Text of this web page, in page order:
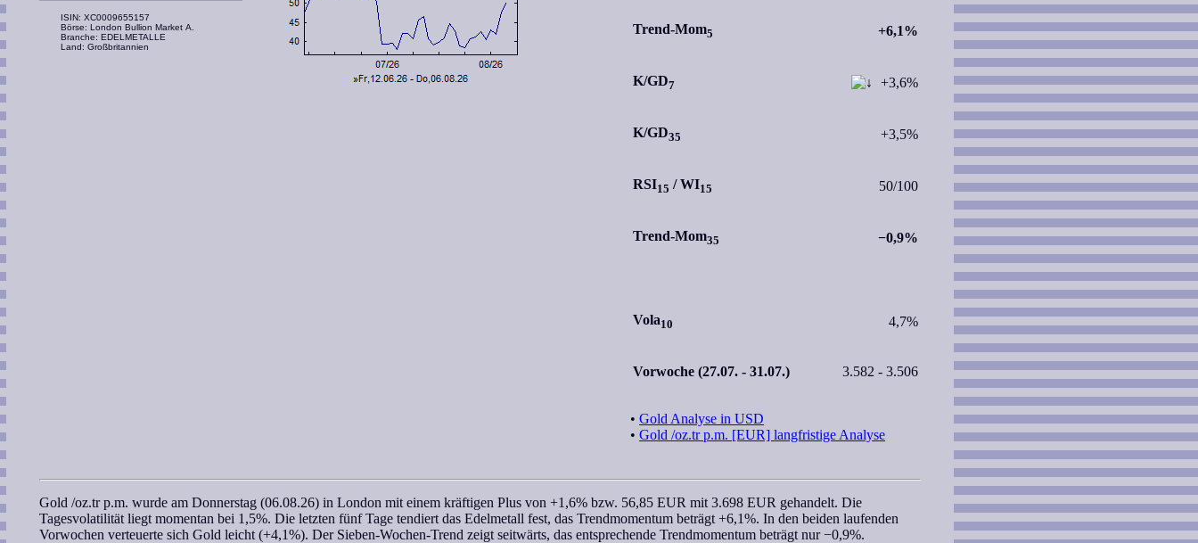
ISIN: XC0009655157
Börse: London Bullion Market A.
Branche: EDELMETALLE
Land: Großbritannien
Trend-Mom5 +6,1%
K/GD7 +3,6%
K/GD35 +3,5%
RSI15 /WI15 50/100
Trend-Mom35 −0,9%
Vola10 4,7%
Vorwoche (27.07. - 31.07.) 3.582 - 3.506
• Gold Analyse in USD
• Gold /oz.tr p.m. [EUR] langfristige Analyse
Gold /oz.tr p.m. wurde am Donnerstag (06.08.26) in London mit einem kräftigen Plus von +1,6% bzw. 56,85 EUR mit 3.698 EUR gehandelt. Die
Tagesvolatilität liegt momentan bei 1,5%. Die letzten fünf Tage tendiert das Edelmetall fest, das Trendmomentum beträgt +6,1%. In den beiden laufenden
Vorwochen verteuerte sich Gold leicht (+4,1%). Der Sieben-Wochen-Trend zeigt seitwärts, das entsprechende Trendmomentum beträgt nur −0,9%.